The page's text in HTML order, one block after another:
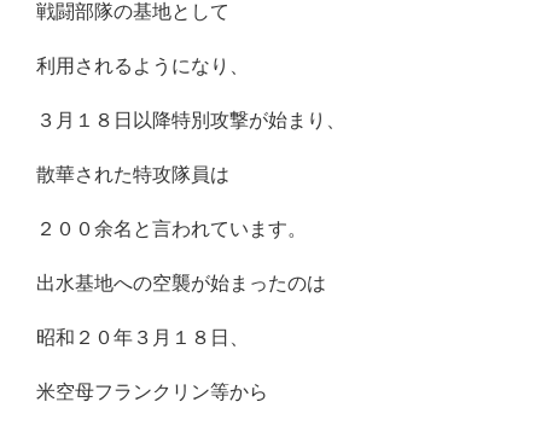
戦闘部隊の基地として
利用されるようになり、
３月１８日以降特別攻撃が始まり、
散華された特攻隊員は
２００余名と言われています。
出水基地への空襲が始まったのは
昭和２０年３月１８日、
米空母フランクリン等から